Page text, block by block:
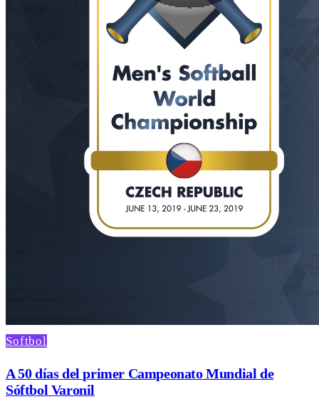
Softbol
A 50 días del primer Campeonato Mundial de
Sóftbol Varonil